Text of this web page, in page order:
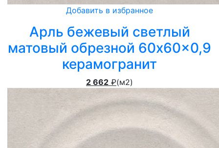
Добавить в избранное
Арль бежевый светлый
матовый обрезной 60x60x0,9
керамогранит
2 662 ₽(м2)